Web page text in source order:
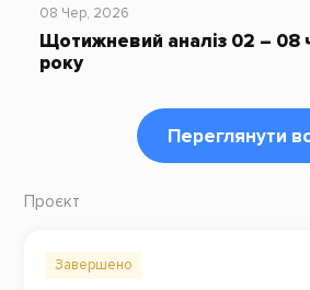
08 Чер, 2026
Щотижневий аналіз 02 – 08
року
Переглянути
Проєкт
Завершено